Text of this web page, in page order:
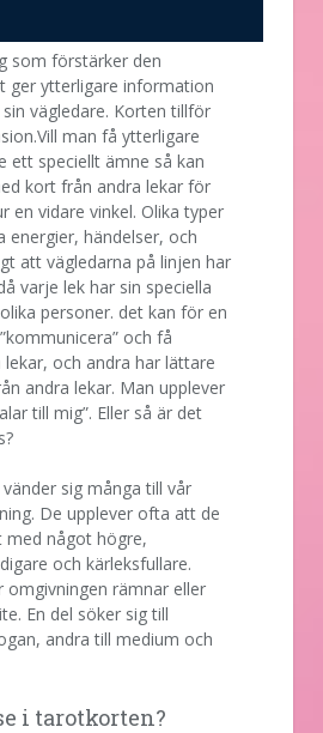
som förstärker den
ger ytterligare information
vägledare. Korten tillför
man få ytterligare
ett speciellt ämne så kan
kort från andra lekar för
en vidare vinkel. Olika typer
energier, händelser, och
att vägledarna på linjen har
varje lek har sin speciella
personer. det kan för en
och få
och andra har lättare
andra lekar. Man upplever
till mig”. Eller så är det
sig många till vår
De upplever ofta att de
något högre,
och kärleksfullare.
rämnar eller
En del söker sig till
andra till medium och
i tarotkorten?